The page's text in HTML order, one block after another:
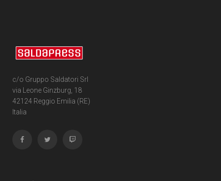
c/o Gruppo Saldatori Srl
via Leone Ginzburg, 18
42124 Reggio Emilia (RE)
Italia